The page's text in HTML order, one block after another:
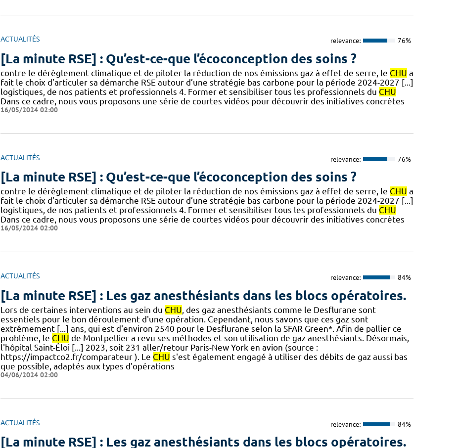
ACTUALITÉS relevance: 76%
[La minute RSE] : Qu’est-ce-que l’écoconception des soins ?
contre le dérèglement climatique et de piloter la réduction de nos émissions gaz à effet de serre, le CHU a
fait le choix d’articuler sa démarche RSE autour d’une stratégie bas carbone pour la période 2024-2027 [...]
logistiques, de nos patients et professionnels 4. Former et sensibiliser tous les professionnels du CHU
Dans ce cadre, nous vous proposons une série de courtes vidéos pour découvrir des initiatives concrètes
16/05/2024 02:00
ACTUALITÉS relevance: 76%
[La minute RSE] : Qu’est-ce-que l’écoconception des soins ?
contre le dérèglement climatique et de piloter la réduction de nos émissions gaz à effet de serre, le CHU a
fait le choix d’articuler sa démarche RSE autour d’une stratégie bas carbone pour la période 2024-2027 [...]
logistiques, de nos patients et professionnels 4. Former et sensibiliser tous les professionnels du CHU
Dans ce cadre, nous vous proposons une série de courtes vidéos pour découvrir des initiatives concrètes
16/05/2024 02:00
ACTUALITÉS relevance: 84%
[La minute RSE] : Les gaz anesthésiants dans les blocs opératoires.
​​Lors de certaines interventions au sein du CHU, des gaz anesthésiants comme le Desflurane sont
essentiels pour le bon déroulement d'une opération. Cependant, nous savons que ces gaz sont
extrêmement [...] ans, qui est d'environ 2540 pour le Desflurane selon la SFAR Green*. Afin de pallier ce
problème, le CHU de Montpellier a revu ses méthodes et son utilisation de gaz anesthésiants. Désormais,
l'hôpital Saint-Éloi [...] 2023, soit 231 aller/retour Paris-New York en avion (source :
https://impactco2.fr/comparateur ). Le CHU s'est également engagé à utiliser des débits de gaz aussi bas
que possible, adaptés aux types d'opérations
04/06/2024 02:00
ACTUALITÉS relevance: 84%
[La minute RSE] : Les gaz anesthésiants dans les blocs opératoires.